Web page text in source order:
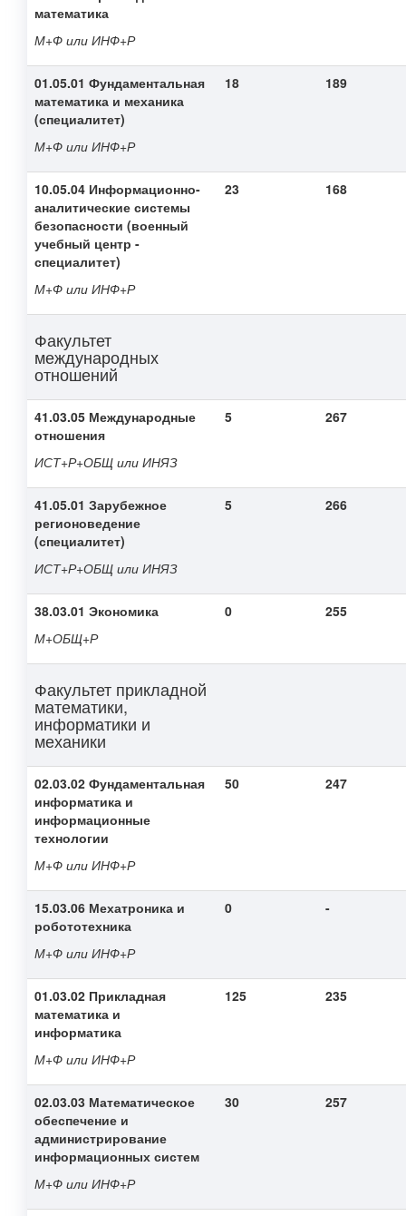
математика
М+Ф или ИНФ+Р
01.05.01 Фундаментальная
математика и механика
(специалитет)
М+Ф или ИНФ+Р
18 189
10.05.04 Информационно-
аналитические системы
безопасности (военный
учебный центр -
специалитет)
М+Ф или ИНФ+Р
23 168
Факультет
международных
отношений
41.03.05 Международные
отношения
ИСТ+Р+ОБЩ или ИНЯЗ
5 267
41.05.01 Зарубежное
регионоведение
(специалитет)
ИСТ+Р+ОБЩ или ИНЯЗ
5 266
38.03.01 Экономика
М+ОБЩ+Р
0 255
Факультет прикладной
математики,
информатики и
механики
02.03.02 Фундаментальная
информатика и
информационные
технологии
М+Ф или ИНФ+Р
50 247
15.03.06 Мехатроника и
робототехника
М+Ф или ИНФ+Р
0 -
01.03.02 Прикладная
математика и
информатика
М+Ф или ИНФ+Р
125 235
02.03.03 Математическое
обеспечение и
администрирование
информационных систем
М+Ф или ИНФ+Р
30 257